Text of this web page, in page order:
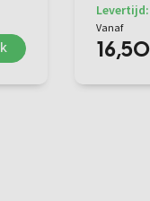
Vanaf
16,50